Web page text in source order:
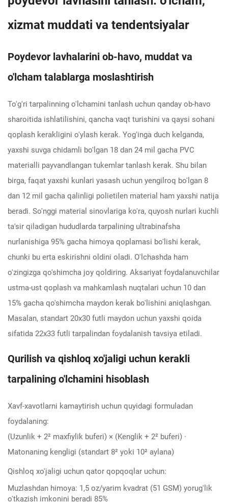
xizmat muddati va tendentsiyalar
Poydevor lavhalarini ob-havo, muddat va
o'lcham talablarga moslashtirish
To'g'ri tarpalinning o'lchamini tanlash uchun qanday ob-havo
sharoitida ishlatilishini, qancha vaqt turishini va qaysi sohani
qoplash kerakligini o'ylash kerak. Yog'inga duch kelganda,
yaxshi suvga chidamli bo'lgan 18 dan 24 mil gacha PVC
materialli payvandlangan tukemlar tanlash kerak. Shu bilan
birga, faqat yaxshi kunlari yasash uchun yengilroq bo'lgan 8
dan 12 mil gacha qalinligi polietilen material ham yaxshi natija
beradi. So'nggi material sinovlariga ko'ra, quyosh nurlari kuchli
ta'sir qiladigan hududlarda tarpalining ultrabinafsha
nurlanishiga 95% gacha himoya qoplamasi bo'lishi kerak,
chunki bu erta eskirishni oldini oladi. O'lchashda ham
o'zingizga qo'shimcha joy qoldiring. Aksariyat foydalanuvchilar
ustma-ust qoplash va mahkamlash nuqtalari uchun 10 dan
15% gacha qo'shimcha maydon kerak bo'lishini aniqlashgan.
Masalan, standart 20x30 futli maydon uchun yaxshi qoida
sifatida 22x33 futli tarpalindan foydalanish tavsiya etiladi.
Qurilish va qishloq xo'jaligi uchun kerakli
tarpalining o'lchamini hisoblash
Xavf-xavotlarni kamaytirish uchun quyidagi formuladan
foydalaning:
(Uzunlik + 2² maxfiylik buferi) × (Kenglik + 2² buferi) ·
Matonaning kengligi (standart 8² yoki 10² aylana)
Qishloq xo'jaligi uchun qator qopqoqlar uchun:
Muzlashdan himoya: 1,5 oz/yarim kvadrat (51 GSM) yorug'lik
o'tkazish imkonini beradi 85%